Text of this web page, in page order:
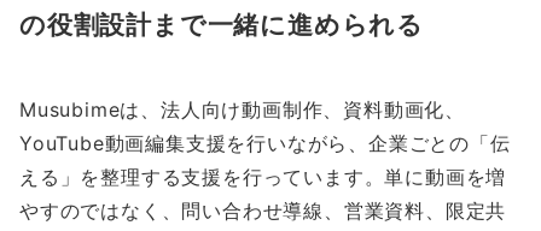
の役割設計まで一緒に進められる
Musubimeは、法人向け動画制作、資料動画化、
YouTube動画編集支援を行いながら、企業ごとの「伝
える」を整理する支援を行っています。単に動画を増
やすのではなく、問い合わせ導線、営業資料、限定共